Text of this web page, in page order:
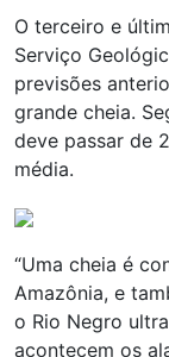
O terceiro e
Serviço
previsões
grande cheia.
deve passar de
média.
“Uma cheia é
Amazônia, e
o Rio Negro
acontecem os